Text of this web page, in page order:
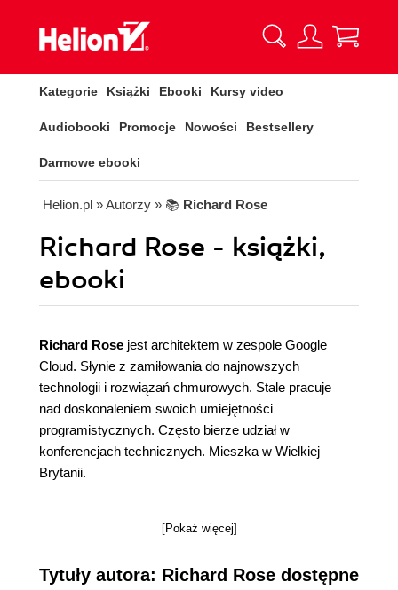
Kategorie Książki Ebooki Kursy video
Audiobooki Promocje Nowości Bestsellery
Darmowe ebooki
Helion.pl » Autorzy » 📚 Richard Rose
Richard Rose - książki,
ebooki
Richard Rose jest architektem w zespole Google
Cloud. Słynie z zamiłowania do najnowszych
technologii i rozwiązań chmurowych. Stale pracuje
nad doskonaleniem swoich umiejętności
programistycznych. Często bierze udział w
konferencjach technicznych. Mieszka w Wielkiej
Brytanii.
[Pokaż więcej]
Tytuły autora: Richard Rose dostępne